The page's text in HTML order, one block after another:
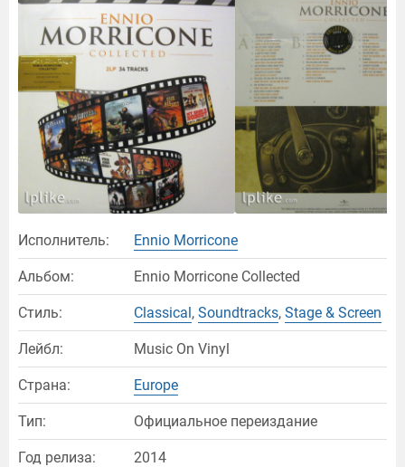
Исполнитель: Ennio Morricone
Альбом: Ennio Morricone Collected
Стиль: Classical, Soundtracks, Stage & Screen
Лейбл: Music On Vinyl
Страна: Europe
Тип: Официальное переиздание
Год релиза: 2014